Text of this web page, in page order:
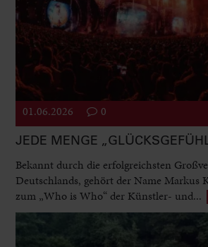
01.06.2026 0
JEDE MENGE
Bekannt durch die erfolgreichsten
Deutschlands, gehört der Name Markus
zum „Who is Who“ der Künstler- und...